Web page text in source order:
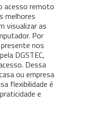
acesso remoto
melhores
visualizar as
Por
nos
DGSTEC,
Dessa
ou empresa
flexibilidade é
e